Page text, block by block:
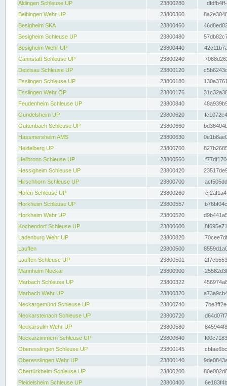
Aldingen Schleuse UP
23800280
Beihingen Wehr UP
23800360
Besigheim SKA
23800460
Besigheim Schleuse UP
23800480
Besigheim Wehr UP
23800440
Cannstatt Schleuse UP
23800240
Deizisau Schleuse UP
23800120
Esslingen Schleuse UP
23800180
Esslingen Wehr OP
23800176
Feudenheim Schleuse UP
23800840
Gundelsheim UP
23800620
Guttenbach Schleuse UP
23800660
Hassmersheim AMS
23800630
Heidelberg UP
23800760
Heilbronn Schleuse UP
23800560
Hessigheim Schleuse UP
23800420
Hirschhorn Schleuse UP
23800700
Hofen Schleuse UP
23800260
Horkheim Schleuse UP
23800557
Horkheim Wehr UP
23800520
Kochendorf Schleuse UP
23800600
Ladenburg Wehr UP
23800820
Lauffen
23800500
Lauffen Schleuse UP
23800501
Mannheim Neckar
23800900
Marbach Schleuse UP
23800322
Marbach Wehr UP
23800320
Neckargemünd Schleuse UP
23800740
Neckarsteinach Schleuse UP
23800720
Neckarsulm Wehr UP
23800580
Neckarzimmern Schleuse UP
23800640
Oberesslingen Schleuse UP
23800145
Oberesslingen Wehr UP
23800140
Obertürkheim Schleuse UP
23800200
Pleidelsheim Schleuse UP
23800400